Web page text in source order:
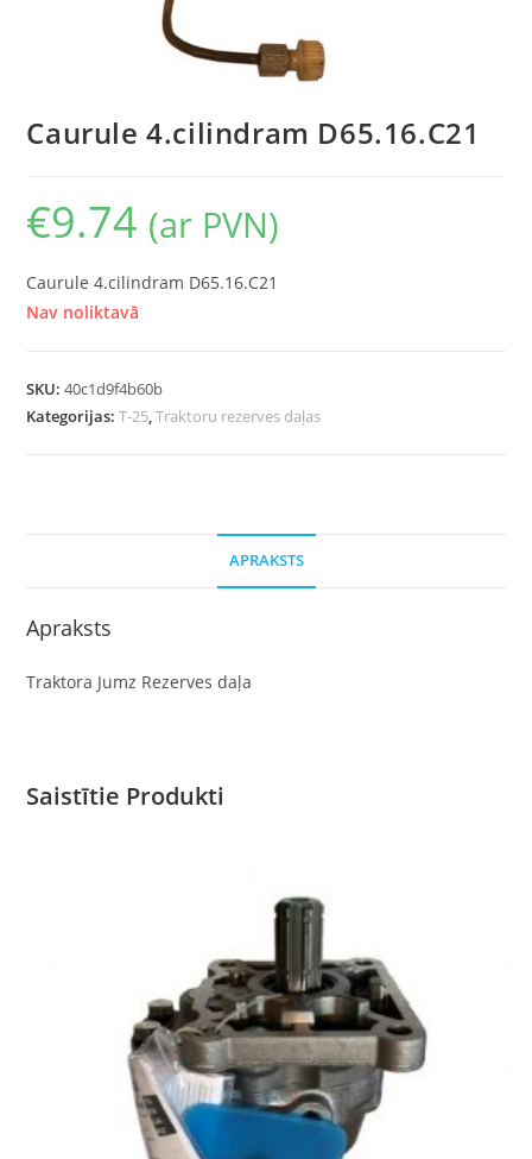
Caurule 4.cilindram D65.16.C21
€9.74 (ar PVN)
Caurule 4.cilindram D65.16.C21
Nav noliktavā
SKU:40c1d9f4b60b
Kategorijas:T-25,Traktoru rezerves daļas
APRAKSTS
Apraksts
Traktora Jumz Rezerves daļa
Saistītie Produkti